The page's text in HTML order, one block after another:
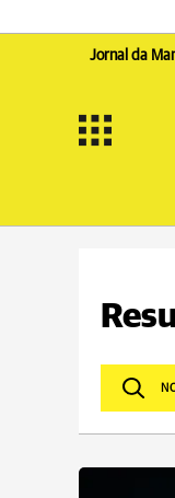
Jornal da